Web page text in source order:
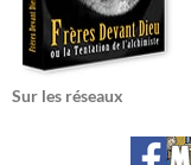
Sur les réseaux